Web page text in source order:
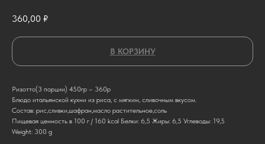
360,00 ₽
В КОРЗИНУ
Ризотто(3 порции) 450гр – 360р
Блюдо итальянской кухни из риса, с мягким, сливочным вкусом.
Состав: рис,сливки,шафран,масло растительное,соль
Пищевая ценность в 100 г / 160 kcal Белки: 6,5 Жиры: 6,5 Углеводы: 19,5
Weight: 300 g